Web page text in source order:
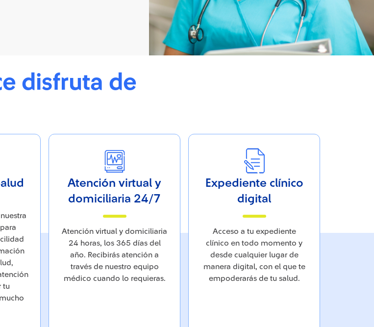
disfruta de
tu
Atención virtual y
domiciliaria 24/7
Atención virtual y domiciliaria
24 horas, los 365 días del
año. Recibirás atención a
través de nuestro equipo
médico cuando lo requieras.
Expediente clínico
digital
Acceso a tu expediente
clínico en todo momento y
desde cualquier lugar de
manera digital, con el que te
empoderarás de tu salud.